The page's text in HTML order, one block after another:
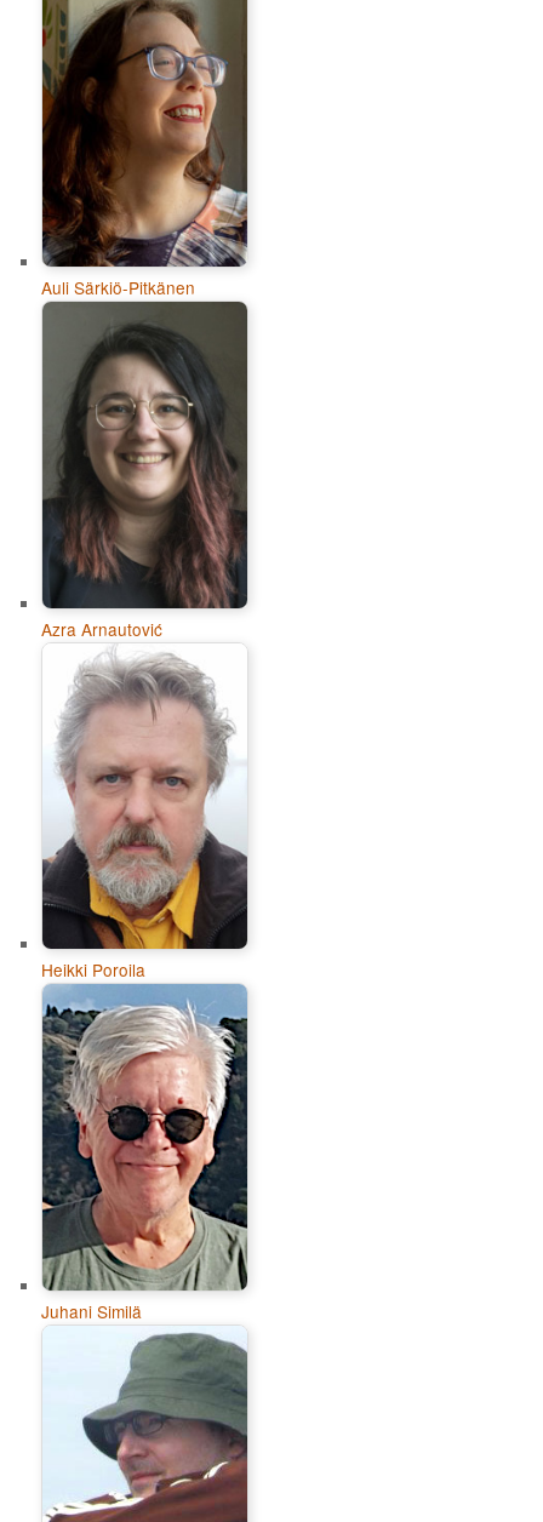
Auli Särkiö-Pitkänen
Azra Arnautović
Heikki Poroila
Juhani Similä